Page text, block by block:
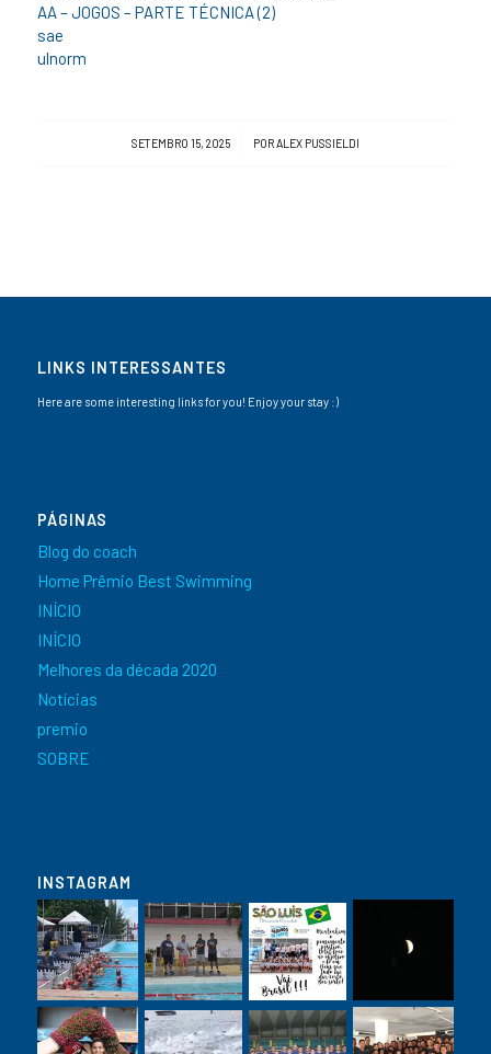
AA – JOGOS – PARTE TÉCNICA (2)
sae
ulnorm
SETEMBRO 15, 2025
/ PORALEX PUSSIELDI
LINKS INTERESSANTES
Here are some interesting links for you! Enjoy your stay :)
PÁGINAS
Blog do coach
Home Prêmio Best Swimming
INÍCIO
INÍCIO
Melhores da década 2020
Notícias
premio
SOBRE
INSTAGRAM